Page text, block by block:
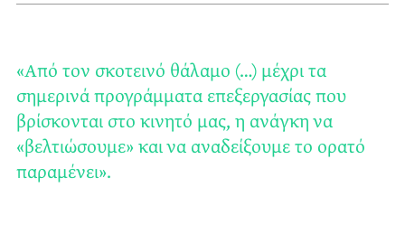
«Από τον σκοτεινό θάλαμο (…) μέχρι τα
σημερινά προγράμματα επεξεργασίας που
βρίσκονται στο κινητό μας, η ανάγκη να
«βελτιώσουμε» και να αναδείξουμε το ορατό
παραμένει».